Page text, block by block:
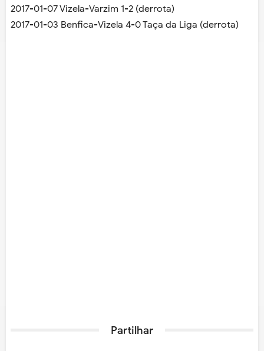
2017-01-07 Vizela-Varzim 1-2 (derrota)
2017-01-03 Benfica-Vizela 4-0 Taça da Liga (derrota)
Partilhar